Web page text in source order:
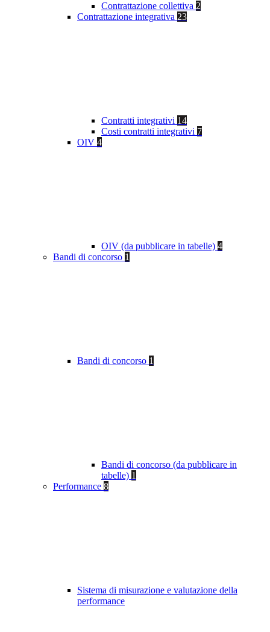
Contrattazione collettiva 2
Contrattazione integrativa 23
Contratti integrativi 14
Costi contratti integrativi 7
OIV 4
OIV (da pubblicare in tabelle) 4
Bandi di concorso 1
Bandi di concorso 1
Bandi di concorso (da pubblicare in
tabelle) 1
Performance 8
Sistema di misurazione e valutazione della
performance